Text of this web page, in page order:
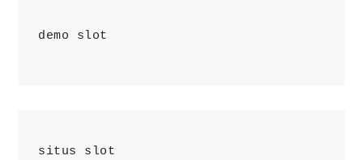
demo slot
situs slot